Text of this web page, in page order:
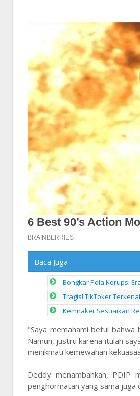
Baca Juga
Bongkar Pola Korupsi
Tragis! TikToker
Kemnaker Sesuaikan
"Saya memahami betul bahwa
Namun, justru karena itulah
menikmati kemewahan
Deddy menambahkan, PDIP
penghormatan yang sama juga